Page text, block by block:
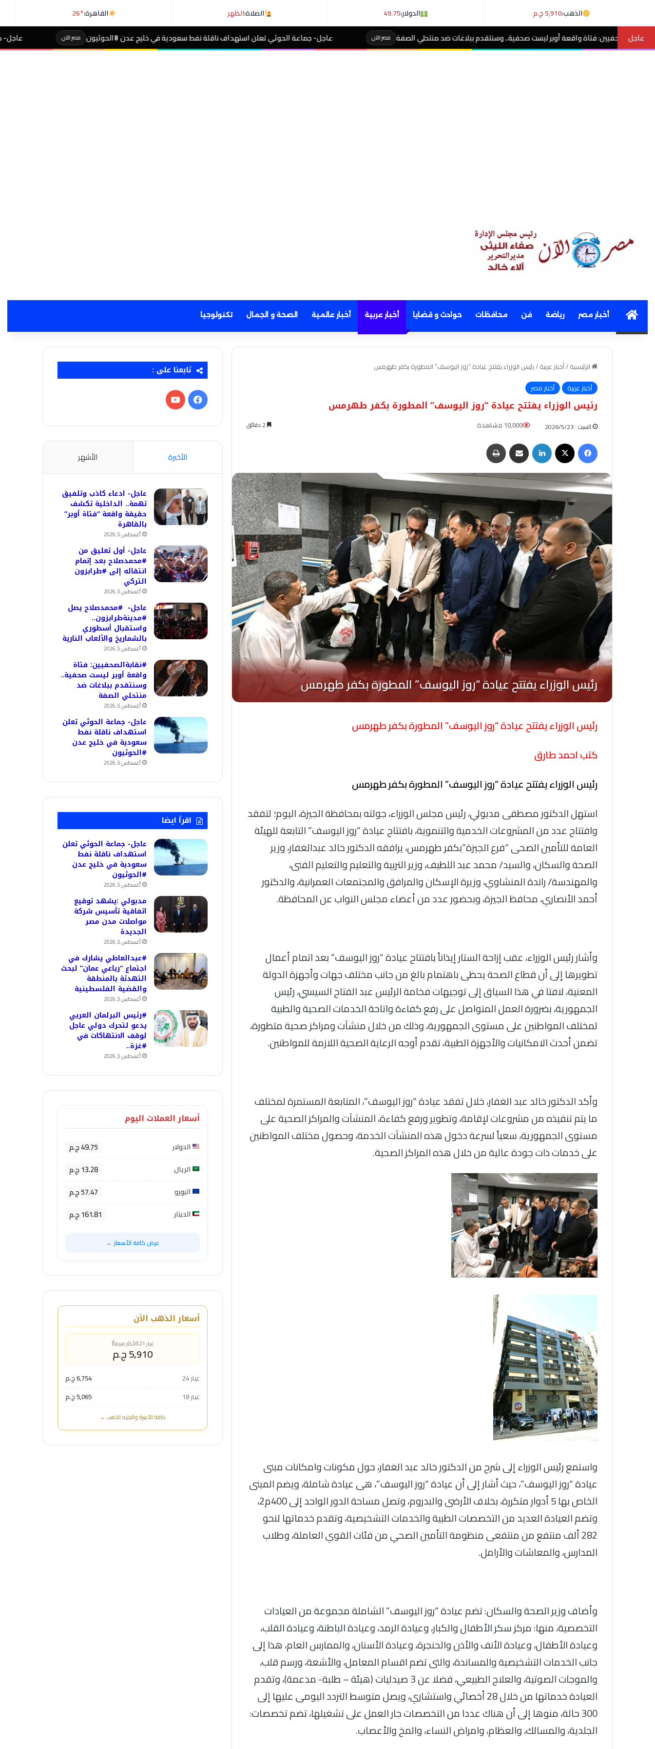
الذهب:5,910 ج.م الدولار:49.75 الصلاة:الظهر القاهرة:26°
عاجلأوبر ليست صحفية.. وسنتقدم ببلاغات ضد منتحلي الصفة مصر الآن عاجل- جماعة الحوثي تعلن استهداف ناقلة نفط سعودية في خليج عدن #الحوثيون مصر الآن عاجل- طالبة صاحبة مجموع 4% بالثانوية تفجر مفاجأة بعد التظلم
Homeأخبار مصر رياضة فن محافظات حوادث و قضايا أخبار عربية أخبار عالمية الصحة و الجمال تكنولوجيا
الرئيسية/أخبار عربية/رئيس الوزراء يفتتح عيادة “روز اليوسف” المطورة بكفر طهرمس
أخبار عربية
أخبار مصر
رئيس الوزراء يفتتح عيادة “روز اليوسف” المطورة بكفر طهرمس
السبت : 2026/5/23
10,000 مشاهدة
فيسبوك
لينكدإن مشاركة عبر البريد
رئيس الوزراء يفتتح عيادة “روز اليوسف” المطورة بكفر طهرمس
كتب احمد طارق
رئيس الوزراء يفتتح عيادة “روز اليوسف” المطورة بكفر طهرمس
استهل الدكتور مصطفى مدبولي، رئيس مجلس الوزراء، جولته بمحافظة الجيزة، اليوم؛ لتفقد
وافتتاح عدد من المشروعات الخدمية والتنموية، بافتتاح عيادة “روز اليوسف” التابعة للهيئة
العامة للتأمين الصحى “فرع الجيزة”بكفر طهرمس، يرافقه الدكتور خالد عبدالغفار، وزير
الصحة والسكان، والسيد/ محمد عبد اللطيف، وزير التربية والتعليم والتعليم الفنى،
والمهندسة/ راندة المنشاوي، وزيرة الإسكان والمرافق والمجتمعات العمرانية، والدكتور
أحمد الأنصاري، محافظ الجيزة، وبحضور عدد من أعضاء مجلس النواب عن المحافظة.
وأشار رئيس الوزراء، عقب إزاحة الستار إيذاناً بافتتاح عيادة “روز اليوسف” بعد اتمام أعمال
تطويرها إلى أن قطاع الصحة يحظى باهتمام بالغ من جانب مختلف جهات وأجهزة الدولة
المعنية، لافتا في هذا السياق إلى توجيهات فخامة الرئيس عبد الفتاح السيسي، رئيس
الجمهورية، بضرورة العمل المتواصل على رفع كفاءة واتاحة الخدمات الصحية والطبية
لمختلف المواطنين على مستوى الجمهورية، وذلك من خلال منشآت ومراكز صحية متطورة،
تضمن أحدث الامكانيات والأجهزة الطبية، تقدم أوجه الرعاية الصحية اللازمة للمواطنين.
وأكد الدكتور خالد عبد الغفار، خلال تفقد عيادة “روز اليوسف”، المتابعة المستمرة لمختلف
ما يتم تنفيذه من مشروعات لإقامة، وتطوير ورفع كفاءة، المنشآت والمراكز الصحية على
مستوى الجمهورية، سعياً لسرعة دخول هذه المنشآت الخدمة، وحصول مختلف المواطنين
على خدمات ذات جودة عالية من خلال هذه المراكز الصحية.
واستمع رئيس الوزراء إلى شرح من الدكتور خالد عبد الغفار، حول مكونات وامكانات مبنى
عيادة “روز اليوسف”، حيث أشار إلى أن عيادة “روز اليوسف”، هى عيادة شاملة، ويضم المبنى
الخاص بها 5 أدوار متكررة، بخلاف الأرضى والبدروم، وتصل مساحة الدور الواحد إلى 400م2،
وتضم العيادة العديد من التخصصات الطبية والخدمات التشخيصية، وتقدم خدماتها لنحو
282 ألف منتفع من منتفعى منظومة التأمين الصحي من فئات القوي العاملة، وطلاب
المدارس، والمعاشات والأرامل.
وأضاف وزير الصحة والسكان: تضم عيادة “روز اليوسف” الشاملة مجموعة من العيادات
التخصصية، منها: مركز سكر الأطفال والكبار، وعيادة الرمد، وعيادة الباطنة، وعيادة القلب،
وعيادة الأطفال، وعيادة الأنف والأذن والحنجرة، وعيادة الأسنان، والممارس العام، هذا إلى
جانب الخدمات التشخيصية والمساندة، والتى تضم اقسام المعامل، والأشعة، ورسم قلب،
والموجات الصوتية، والعلاج الطبيعي، فضلا عن 3 صيدليات (هيئة – طلبة- مدعمة)، وتقدم
العيادة خدماتها من خلال 28 أخصائي واستشاري، ويصل متوسط التردد اليومى عليها إلى
300 حالة، منوها إلى أن هناك عددا من التخصصات جار العمل على تشغيلها، تضم تخصصات:
الجلدية، والمسالك، والعظام، وامراض النساء، والمخ والأعصاب.
تابعنا على :
فيسبوك‫YouTube
الأخيرة الأشهر
عاجل- ادعاء كاذب وتلفيق
تهمة.. الداخلية تكشف
حقيقة واقعة “فتاة أوبر”
بالقاهرة
أغسطس 5, 2026
عاجل- أول تعليق من
#محمدصلاح بعد إتمام
انتقاله إلى #طرابزون
التركي
أغسطس 5, 2026
عاجل- #محمدصلاح يصل
#مدينةطرابزون..
واستقبال أسطوري
بالشماريخ والألعاب النارية
أغسطس 5, 2026
#نقابةالصحفيين: فتاة
واقعة أوبر ليست صحفية..
وسنتقدم ببلاغات ضد
منتحلي الصفة
أغسطس 5, 2026
عاجل- جماعة الحوثي تعلن
استهداف ناقلة نفط
سعودية في خليج عدن
#الحوثيون
أغسطس 5, 2026
اقرأ ايضا
عاجل- جماعة الحوثي تعلن
استهداف ناقلة نفط
سعودية في خليج عدن
#الحوثيون
أغسطس 5, 2026
مدبولي :يشهد توقيع
اتفاقية تأسيس شركة
مواصلات مدن مصر
الجديدة
أغسطس 5, 2026
#عبدالعاطي يشارك في
اجتماع “رباعي عمان” لبحث
التهدئة بالمنطقة
والقضية الفلسطينية
أغسطس 5, 2026
#رئيس البرلمان العربي
يدعو لتحرك دولي عاجل
لوقف الانتهاكات في
#غزة..
أغسطس 5, 2026
أسعار العملات اليوم
الدولار 49.75 ج.م
الريال 13.28 ج.م
اليورو 57.47 ج.م
الدينار 161.81 ج.م
عرض كافة الأسعار ←
أسعار الذهب الآن
عيار 21 (الأكثر مبيعاً)
5,910 ج.م
عيار 24
6,754 ج.م
عيار 18
5,065 ج.م
كافة الأعيرة والجنيه الذهب ←